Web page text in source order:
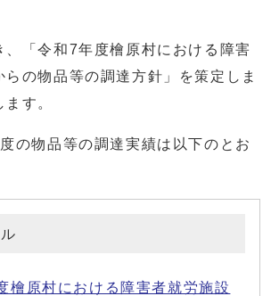
、「令和7年度檜原村における障害
の物品等の調達方針」を策定しま
す。
の物品等の調達実績は以下のとお
檜原村における障害者就労施設